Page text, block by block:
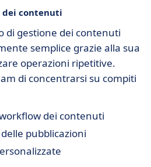
dei contenuti
di gestione dei contenuti
semplice grazie alla sua
operazioni ripetitive.
di concentrarsi su compiti
dei contenuti
pubblicazioni